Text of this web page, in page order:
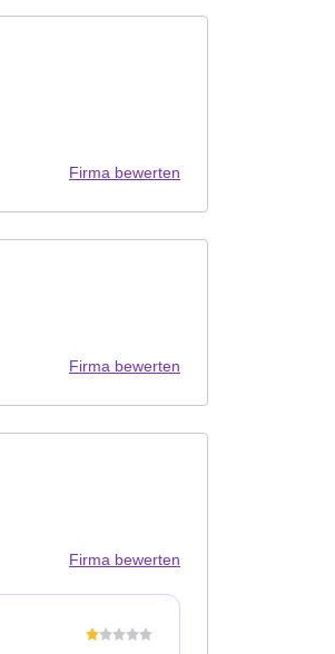
Firma bewerten
Firma bewerten
Firma bewerten